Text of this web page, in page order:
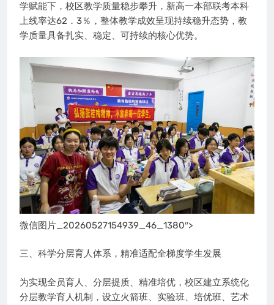
学赋能下，校区教学质量稳步攀升，新高一本部联考本科
上线率达62．3％，整体教学成效呈现持续稳升态势，教
学质量具备扎实、稳定、可持续的核心优势。
微信图片_20260527154939_46_1380″>
三、科学分层育人体系，精准适配全梯度学生发展
为实现全员育人、分层提质、精准培优，校区建立系统化
分层教学育人机制，设立火箭班、实验班、培优班、艺术